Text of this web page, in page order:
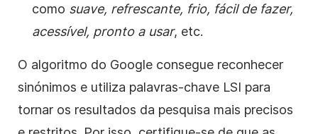
como suave, refrescante, frio, fácil de fazer,
acessível, pronto a usar, etc.
O algoritmo do Google consegue reconhecer
sinónimos e utiliza palavras-chave LSI para
tornar os resultados da pesquisa mais precisos